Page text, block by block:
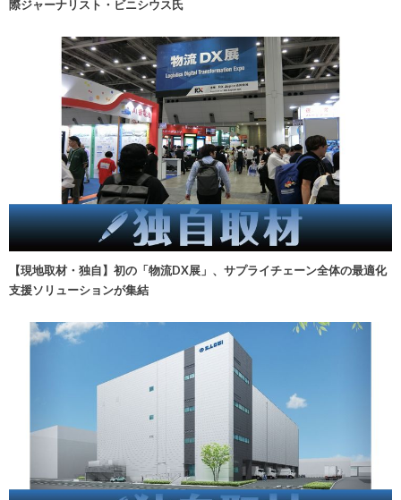
際ジャーナリスト・ビニシウス氏
【現地取材・独自】初の「物流DX展」、サプライチェーン全体の最適化
支援ソリューションが集結